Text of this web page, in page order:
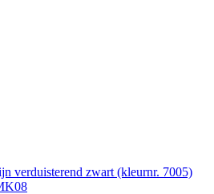
verduisterend zwart (kleurnr. 7005)